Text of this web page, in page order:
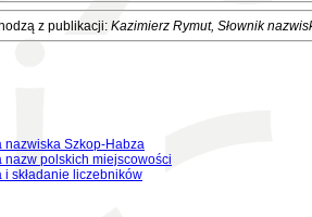
z publikacji: Kazimierz Rymut, Słownik
nazwiska Szkop-Habza
nazw polskich miejscowości
i składanie liczebników